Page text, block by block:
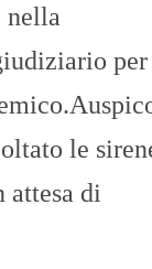
nella
per
le
attesa di